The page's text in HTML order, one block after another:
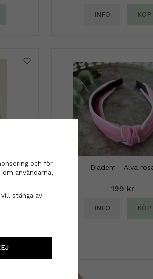
INFO KÖP
Diadem - Alva
199 kr
INFO KÖP
och för
användarna,
stänga av